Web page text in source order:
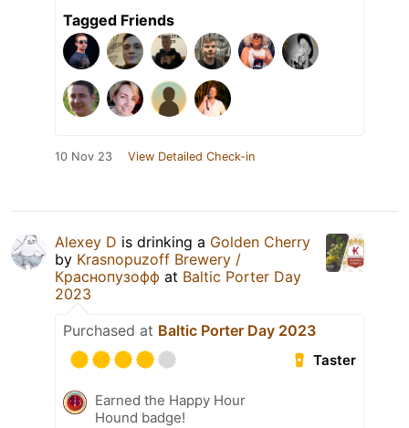
Tagged Friends
10 Nov 23 View Detailed Check-in
Alexey D is drinking a Golden Cherry
by Krasnopuzoff Brewery /
Краснопузофф at Baltic Porter Day
2023
Purchased at Baltic Porter Day 2023
Taster
Earned the Happy Hour
Hound badge!